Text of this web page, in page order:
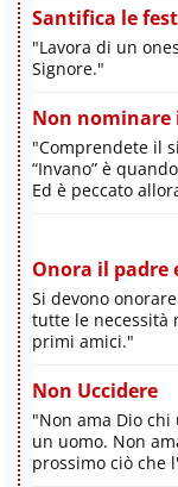
Santifica le
"Lavora di un
Signore."
Non nominare
"Comprendete il
“Invano” è
Ed è peccato
Onora il padre
Si devono
tutte le necessità
primi amici."
Non Uccidere
"Non ama Dio
un uomo. Non
prossimo ciò che